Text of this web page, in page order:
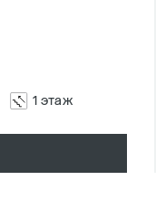
1 этаж